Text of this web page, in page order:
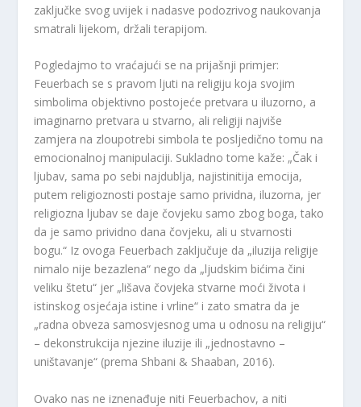
zaključke svog uvijek i nadasve podozrivog naukovanja
smatrali lijekom, držali terapijom.
Pogledajmo to vraćajući se na prijašnji primjer:
Feuerbach se s pravom ljuti na religiju koja svojim
simbolima objektivno postojeće pretvara u iluzorno, a
imaginarno pretvara u stvarno, ali religiji najviše
zamjera na zloupotrebi simbola te posljedično tomu na
emocionalnoj manipulaciji. Sukladno tome kaže: „Čak i
ljubav, sama po sebi najdublja, najistinitija emocija,
putem religioznosti postaje samo prividna, iluzorna, jer
religiozna ljubav se daje čovjeku samo zbog boga, tako
da je samo prividno dana čovjeku, ali u stvarnosti
bogu.“ Iz ovoga Feuerbach zaključuje da „iluzija religije
nimalo nije bezazlena“ nego da „ljudskim bićima čini
veliku štetu“ jer „lišava čovjeka stvarne moći života i
istinskog osjećaja istine i vrline“ i zato smatra da je
„radna obveza samosvjesnog uma u odnosu na religiju“
– dekonstrukcija njezine iluzije ili „jednostavno –
uništavanje“ (prema Shbani & Shaaban, 2016).
Ovako nas ne iznenađuje niti Feuerbachov, a niti